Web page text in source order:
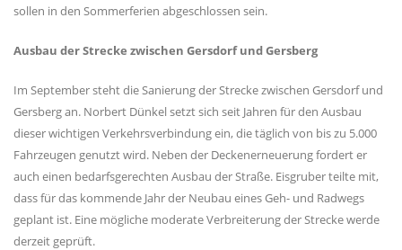
sollen in den Sommerferien abgeschlossen sein.
Ausbau der Strecke zwischen Gersdorf und Gersberg
Im September steht die Sanierung der Strecke zwischen Gersdorf und
Gersberg an. Norbert Dünkel setzt sich seit Jahren für den Ausbau
dieser wichtigen Verkehrsverbindung ein, die täglich von bis zu 5.000
Fahrzeugen genutzt wird. Neben der Deckenerneuerung fordert er
auch einen bedarfsgerechten Ausbau der Straße. Eisgruber teilte mit,
dass für das kommende Jahr der Neubau eines Geh- und Radwegs
geplant ist. Eine mögliche moderate Verbreiterung der Strecke werde
derzeit geprüft.